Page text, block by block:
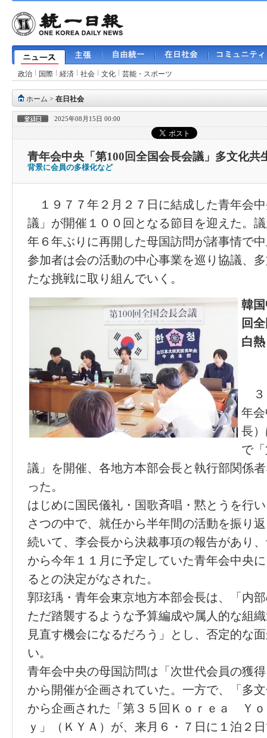
政治 国際 経済 社会 文化 芸能・スポーツ
ホーム > 在日社会
2025年08月15日 00:00
青年会中央「第100回全国会長会議」多文化共
背景に会員の多様化など
１９７７年２月２７日に結成した青年会
議」が開催１００回となる節目を迎えた。
年６年ぶりに再開した母国訪問が諸事情で
参加者は会の活動の中心事業を巡り協議、
たな挑戦に取り組んでいく。
韓
回
白
３
年
長
で
議」を開催、各地方本部会長と執行部関係
った。
はじめに国民儀礼・国歌斉唱・黙とうを行
さつの中で、就任から半年間の活動を振り
続いて、李会長から決裁事項の報告があり
から今年１１月に予定していた青年会中央
るとの決定がなされた。
郭玹瑀・青年会東京地方本部会長は、「内
ただ踏襲するような予算編成や属人的な組
見直す機会になるだろう」とし、否定的な
い。
青年会中央の母国訪問は「次世代会員の獲
から開催が企画されていた。一方で、「多
から企画された「第３５回Ｋｏｒｅａ Ｙ
ｙ」（ＫＹＡ）が、来月６・７日に１泊２